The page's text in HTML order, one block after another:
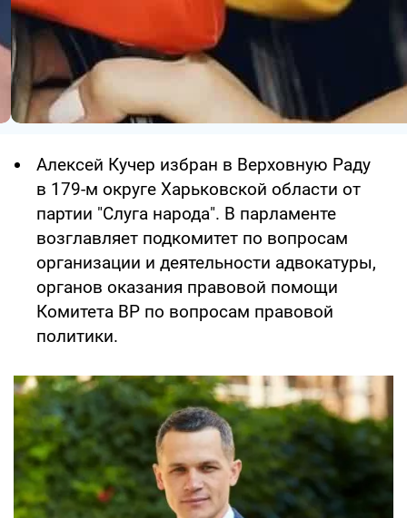
Алексей Кучер избран в Верховную Раду
в 179-м округе Харьковской области от
партии "Слуга народа". В парламенте
возглавляет подкомитет по вопросам
организации и деятельности адвокатуры,
органов оказания правовой помощи
Комитета ВР по вопросам правовой
политики.